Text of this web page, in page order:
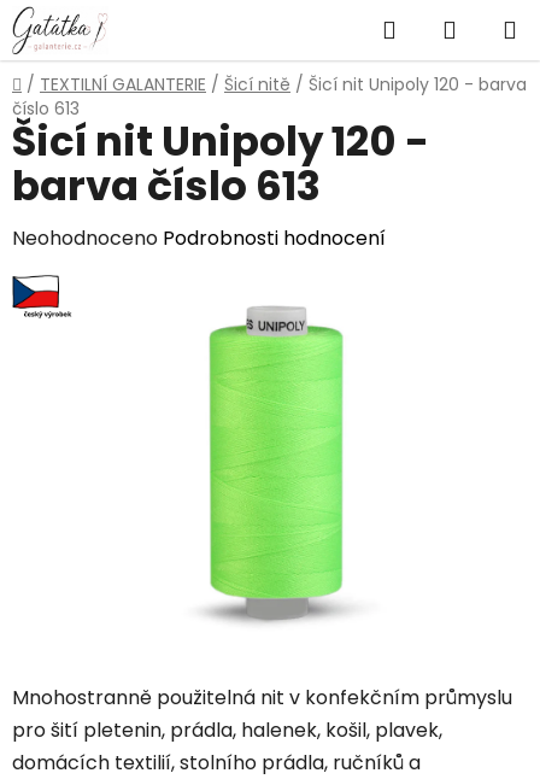
Přejít
na
obsah
Hledat
KOŠÍK
Domů
/ TEXTILNÍ GALANTERIE / Šicí nitě / Šicí nit Unipoly 120 - barva
číslo 613
Mnohostranně použitelná nit v konfekčním průmyslu
pro šití pletenin, prádla, halenek, košil, plavek,
domácích textilií, stolního prádla, ručníků a
Šicí nit Unipoly 120 -
barva číslo 613
Průměrné
hodnocení
produktu
Neohodnoceno Podrobnosti hodnocení